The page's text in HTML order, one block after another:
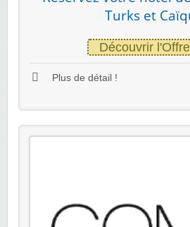
Turks et
Découvrir l'Offre
Plus de détail !